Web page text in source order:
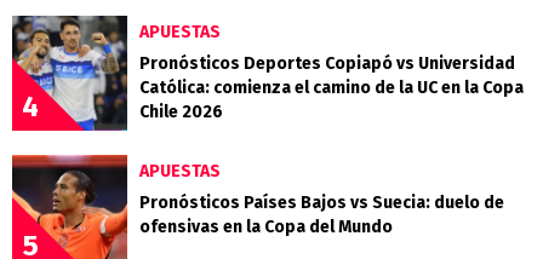
4
APUESTAS
Pronósticos Deportes Copiapó vs Universidad
Católica: comienza el camino de la UC en la Copa
Chile 2026
5
APUESTAS
Pronósticos Países Bajos vs Suecia: duelo de
ofensivas en la Copa del Mundo